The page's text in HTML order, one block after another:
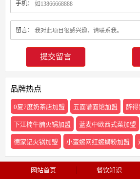
手机：
留言：
品牌热点
0夏7度奶茶店加盟 五面谱面馆加盟 醉得
下江楠牛腩火锅加盟 蓝麦中欧西式菜加盟
德家记火锅加盟 小蛮螺网红螺蛳粉加盟
网站首页 餐饮知识